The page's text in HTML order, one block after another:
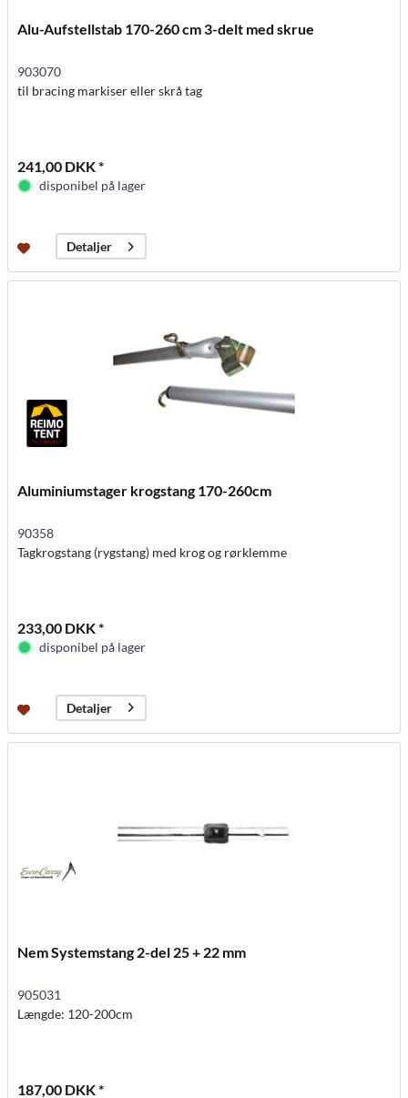
Alu-Aufstellstab 170-260 cm 3-delt med skrue
903070
til bracing markiser eller skrå tag
241,00 DKK *
disponibel på lager
Detaljer
Aluminiumstager krogstang 170-260cm
90358
Tagkrogstang (rygstang) med krog og rørklemme
233,00 DKK *
disponibel på lager
Detaljer
Nem Systemstang 2-del 25 + 22 mm
905031
Længde: 120-200cm
187,00 DKK *